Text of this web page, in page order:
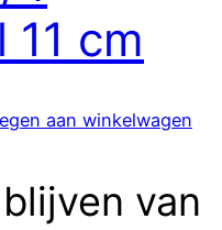
cm
aan winkelwagen
van